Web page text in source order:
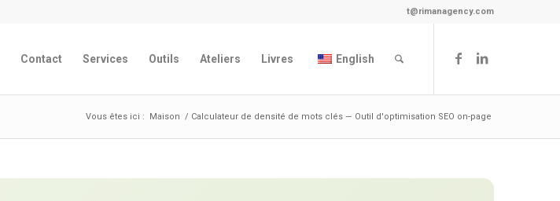
t@rimanagency.com
Contact Services Outils Ateliers Livres English
Vous êtes ici : Maison / Calculateur de densité de mots clés — Outil d'optimisation SEO on-page